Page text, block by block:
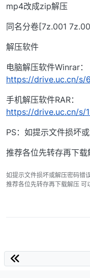
mp4改成zip解压
同名分卷[7z.001
解压软件
电脑解压软件Winrar：
https://drive.uc.cn/s/
手机解压软件RAR：
https://drive.uc.cn/s/
PS：如提示文件损坏
推荐各位先转存再下
如提示文件损坏或解压密码错
推荐各位先转存再下载解压 可